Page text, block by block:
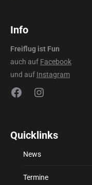
Info
Freiflug ist Fun
auch auf Facebook
und auf Instagram
FacebookInstagram
Quicklinks
News
Termine